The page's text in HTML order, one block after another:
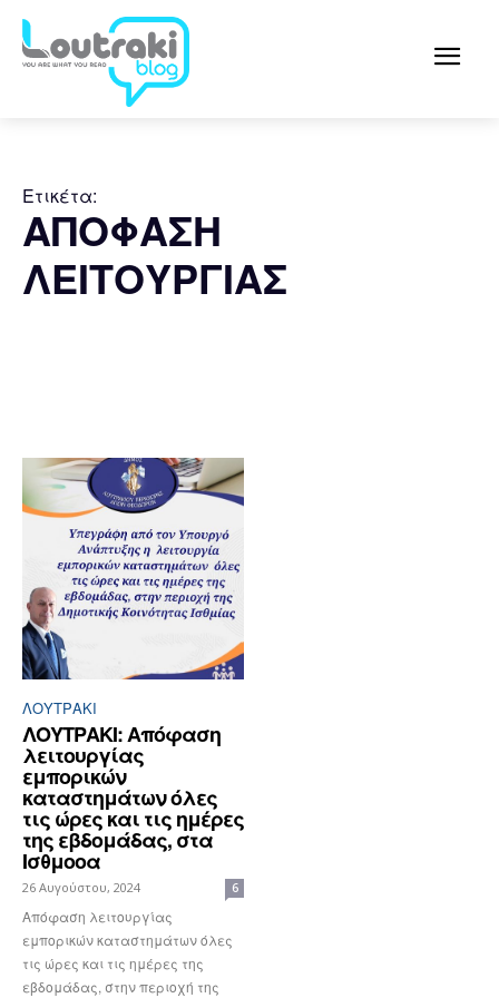
Ετικέτα:
ΑΠΟΦΑΣΗ
ΛΕΙΤΟΥΡΓΙΑΣ
ΛΟΥΤΡΆΚΙ
ΛΟΥΤΡΑΚΙ: Απόφαση
λειτουργίας
εμπορικών
καταστημάτων όλες
τις ώρες και τις ημέρες
της εβδομάδας, στα
Ισθμοοα
26 Αυγούστου, 2024 6
Απόφαση λειτουργίας
εμπορικών καταστημάτων όλες
τις ώρες και τις ημέρες της
εβδομάδας, στην περιοχή της